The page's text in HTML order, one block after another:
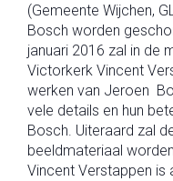
(Gemeente Wijchen,
Bosch worden
januari 2016 zal in de
Victorkerk Vincent
werken van Jeroen
vele details en hun
Bosch. Uiteraard zal
beeldmateriaal
Vincent Verstappen is